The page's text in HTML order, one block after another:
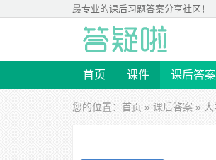
最专业的课后习题答案分享社区！
首页 课件 课后答案
您的位置： 首页 » 课后答案 »